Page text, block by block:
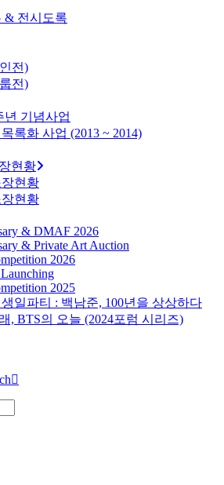
& 전시도록
전)
전)
년 기념사업
록화 사업 (2013 ~ 2014)
현황
현황
현황
& DMAF 2026
& Private Art Auction
2026
2025
일파티 : 백남준, 100년을 상상하다
, BTS의 오늘 (2024포럼 시리즈)